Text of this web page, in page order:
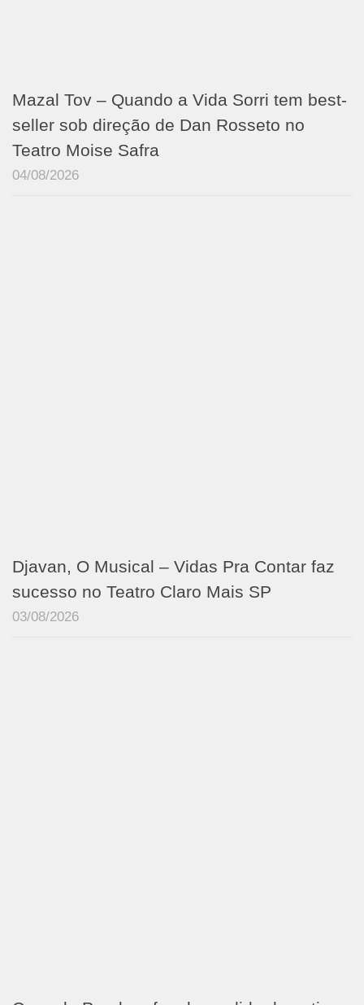
Mazal Tov – Quando a Vida Sorri tem best-
seller sob direção de Dan Rosseto no
Teatro Moise Safra
04/08/2026
Djavan, O Musical – Vidas Pra Contar faz
sucesso no Teatro Claro Mais SP
03/08/2026